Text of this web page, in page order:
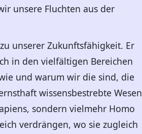
unsere Fluchten aus der
unserer Zukunftsfähigkeit. Er
in den vielfältigen Bereichen
und warum wir die sind, die
wissensbestrebte Wesen
sondern vielmehr Homo
verdrängen, wo sie zugleich